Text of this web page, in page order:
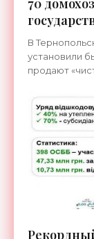
70
В
установили
продают
отмечает